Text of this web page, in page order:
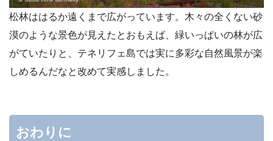
松林ははるか遠くまで広がっています。木々の全くない砂
漠のような景色が見えたとおもえば、緑いっぱいの林が広
がていたりと、テネリフェ島では実に多彩な自然風景が楽
しめるんだなと改めて実感しました。
おわりに